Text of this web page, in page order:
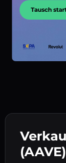
(AAVE)
Tausch